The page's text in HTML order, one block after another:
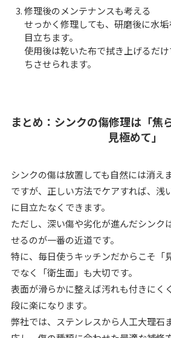
修理後のメンテナンスも考える
せっかく修理しても、研磨後に水
目立ちます。
使用後は乾いた布で拭き上げるだ
ちさせられます。
まとめ：シンクの傷修理は「焦
見極めて」
シンクの傷は放置しても自然には消え
ですが、正しい方法でケアすれば、浅
に目立たなくできます。
ただし、深い傷や劣化が進んだシンク
せるのが一番の近道です。
特に、毎日使うキッチンだからこそ「
でなく「衛生面」も大切です。
表面が滑らかに整えば汚れも付きにく
段に楽になります。
弊社では、ステンレスから人工大理石